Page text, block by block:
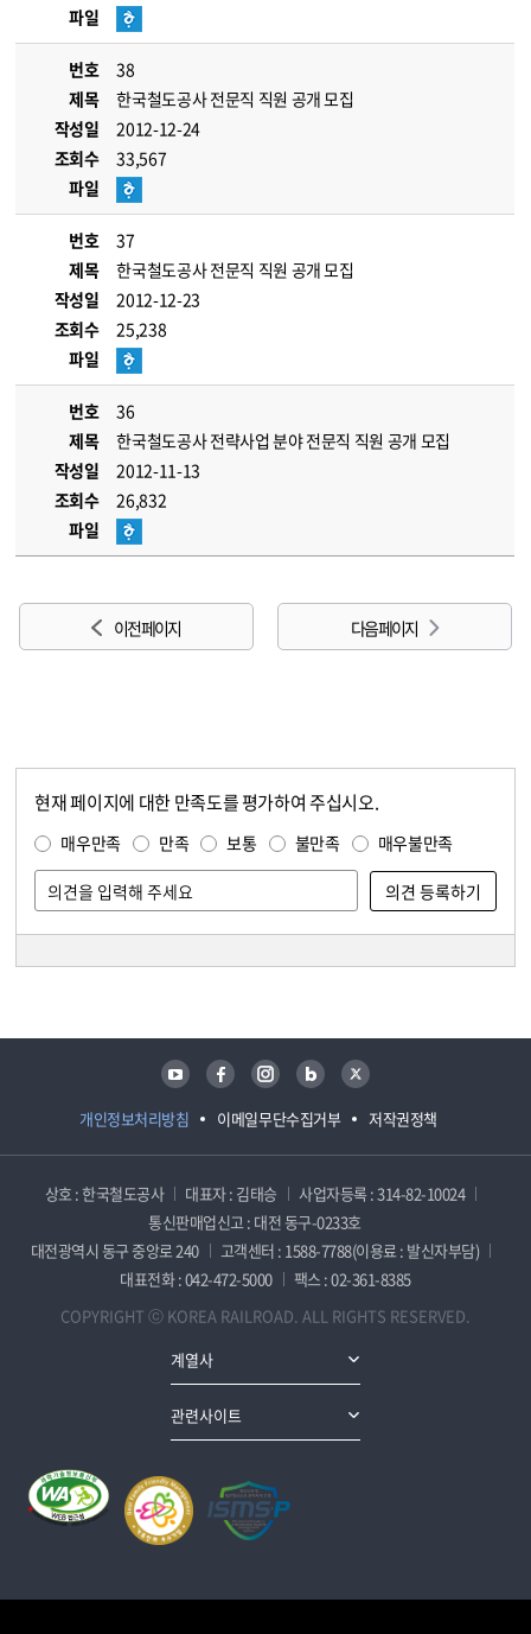
파일
번호
38
제목
한국철도공사 전문직 직원 공개 모집
작성일
2012-12-24
조회수
33,567
파일
번호
37
제목
한국철도공사 전문직 직원 공개 모집
작성일
2012-12-23
조회수
25,238
파일
번호
36
제목
한국철도공사 전략사업 분야 전문직 직원 공개 모집
작성일
2012-11-13
조회수
26,832
파일
이전 페이지 다음 페이지
현재 페이지에 대한 만족도를 평가하여 주십시오.
매우만족 만족 보통 불만족 매우불만족
개인정보처리방침 이메일무단수집거부 저작권정책
유튜브 페이스북 인스타그램 블로그 트위터
상호 : 한국철도공사 대표자 : 김태승
사업자등록 : 314-82-10024
통신판매업신고 : 대전 동구-0233호
대전광역시 동구 중앙로 240
고객센터 : 1588-7788(이용료 : 발신자부담)
대표전화 : 042-472-5000
팩스 : 02-361-8385
COPYRIGHT ⓒ KOREA RAILROAD. ALL RIGHTS RESERVED.
계열사
관련사이트